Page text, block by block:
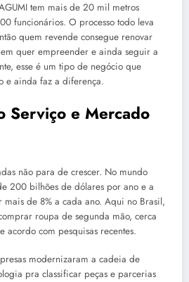
tem mais de 20 mil metros
funcionários. O processo todo leva
quem revende consegue renovar
quer empreender e ainda seguir a
esse é um tipo de negócio que
e ainda faz a diferença.
Serviço e Mercado
não para de crescer. No mundo
200 bilhões de dólares por ano e a
mais de 8% a cada ano. Aqui no Brasil,
roupa de segunda mão, cerca
acordo com pesquisas recentes.
modernizaram a cadeia de
pra classificar peças e parcerias